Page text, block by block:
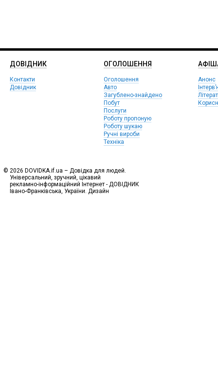
ДОВІДНИК
Контакти
Довідник
ОГОЛОШЕННЯ
Оголошення
Авто
Загублено-знайдено
Побут
Послуги
Роботу пропоную
Роботу шукаю
Ручні вироби
Техніка
Анонс
© 2026 DOVIDKA.if.ua – Довідка для людей.
Універсальний, зручний, цікавий
рекламно-інформаційний Інтернет - ДОВІДНИК
Івано-Франківська, України. Дизайн